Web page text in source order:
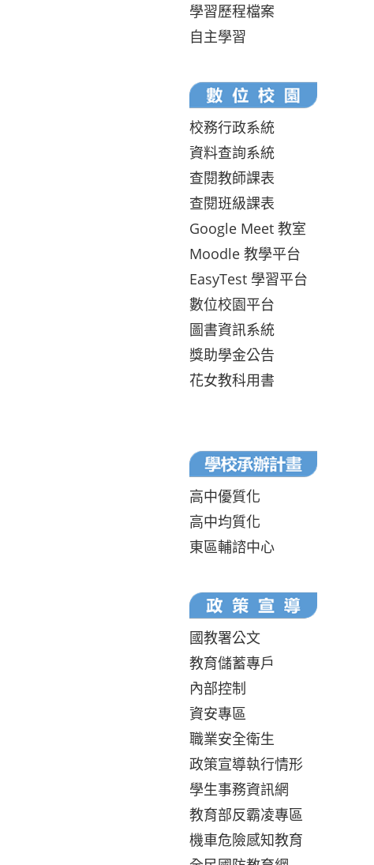
學習歷程檔案
自主學習
校務行政系統
資料查詢系統
查閱教師課表
查閱班級課表
Google Meet 教室
Moodle 教學平台
EasyTest 學習平台
數位校園平台
圖書資訊系統
獎助學金公告
花女教科用書
高中優質化
高中均質化
東區輔諮中心
國教署公文
教育儲蓄專戶
內部控制
資安專區
職業安全衛生
政策宣導執行情形
學生事務資訊網
教育部反霸凌專區
機車危險感知教育